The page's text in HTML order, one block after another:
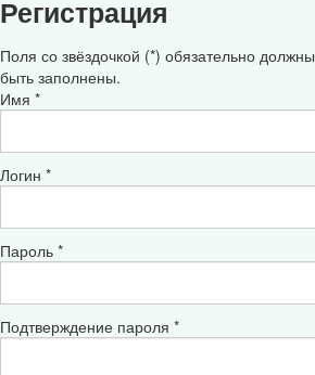
Регистрация
Поля со звёздочкой (*) обязательно должны
быть заполнены.
Имя *
Логин *
Пароль *
Подтверждение пароля *